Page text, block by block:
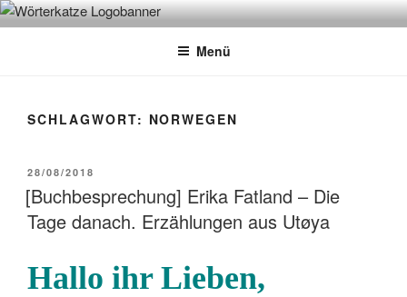
Zum
InhaltWÖRTERKATZE
Von Büchern erzählen
Menü
SCHLAGWORT: NORWEGEN
VERÖFFENTLICHT
AM
28/08/2018
[Buchbesprechung] Erika Fatland – Die
Tage danach. Erzählungen aus Utøya
Hallo ihr Lieben,